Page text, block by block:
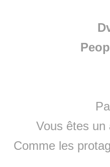
Vous êtes un
Comme les